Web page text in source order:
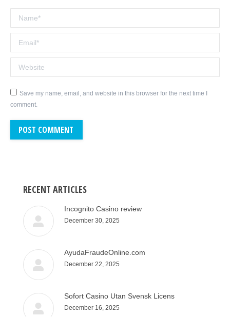
Name *
Email *
Website
Save my name, email, and website in this browser for the next time I
comment.
POST COMMENT
RECENT ARTICLES
Incognito Casino review
December 30, 2025
AyudaFraudeOnline.com
December 22, 2025
Sofort Casino Utan Svensk Licens
December 16, 2025